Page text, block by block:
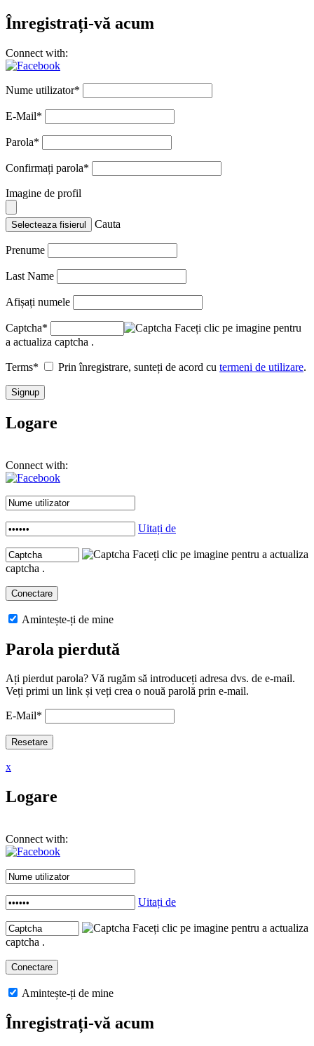
Înregistrați-vă acum
Connect with:
Nume utilizator*
E-Mail*
Parola*
Confirmați parola*
Imagine de profil
Selecteaza fisierul Cauta
Prenume
Last Name
Afișați numele
Captcha*
Faceți clic pe imagine pentru
a actualiza captcha .
Terms* Prin înregistrare, sunteți de acord cu termeni de utilizare.
Logare
Connect with:
Uitați de
Faceți clic pe imagine pentru a actualiza
captcha .
Amintește-ți de mine
Parola pierdută
Ați pierdut parola? Vă rugăm să introduceți adresa dvs. de e-mail.
Veți primi un link și veți crea o nouă parolă prin e-mail.
E-Mail*
x
Logare
Connect with:
Uitați de
Faceți clic pe imagine pentru a actualiza
captcha .
Amintește-ți de mine
Înregistrați-vă acum